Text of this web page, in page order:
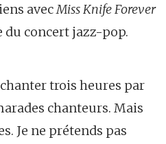
avecMiss Knife Forever
du concert jazz-pop.
trois heures par
chanteurs. Mais
Je ne prétends pas